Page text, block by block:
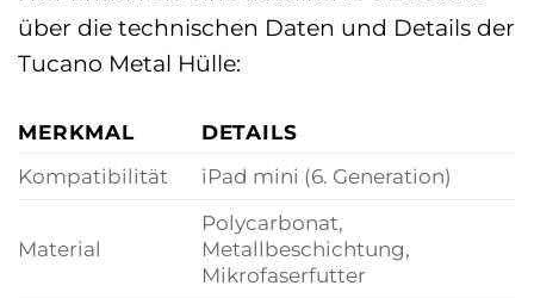
über die technischen Daten und Details der
Tucano Metal Hülle:
MERKMAL
DETAILS
Kompatibilität
iPad mini (6. Generation)
Material
Polycarbonat,
Metallbeschichtung,
Mikrofaserfutter